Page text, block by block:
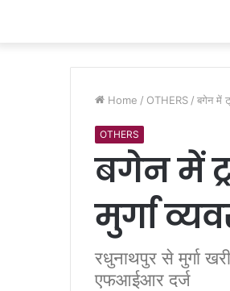
Home / OTHERS / बगेन में
OTHERS
बगेन में
मुर्गा
रधुनाथपुर से मुर्गा
एफआईआर दर्ज